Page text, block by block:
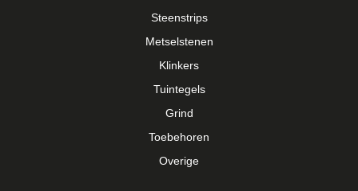
Steenstrips
Metselstenen
Klinkers
Tuintegels
Grind
Toebehoren
Overige